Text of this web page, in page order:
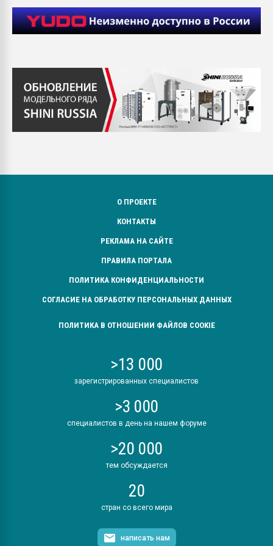
О ПРОЕКТЕ
КОНТАКТЫ
РЕКЛАМА НА САЙТЕ
ПРАВИЛА ПОРТАЛА
ПОЛИТИКА КОНФИДЕНЦИАЛЬНОСТИ
СОГЛАСИЕ НА ОБРАБОТКУ ПЕРСОНАЛЬНЫХ ДАННЫХ
ПОЛИТИКА В ОТНОШЕНИИ ФАЙЛОВ COOKIE
>13 000
зарегистрированных специалистов
>3 000
специалистов в день на нашем форуме
>20 000
тем обсуждается
20
стран со всего мира
написать нам